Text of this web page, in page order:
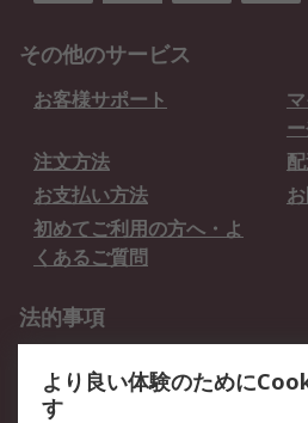
その他のサービス
お客様サポート
注文方法
お支払い方法
初めてご利用の方へ・よ
くあるご質問
法的事項
クッキーポリシー
より良い体験のために
す